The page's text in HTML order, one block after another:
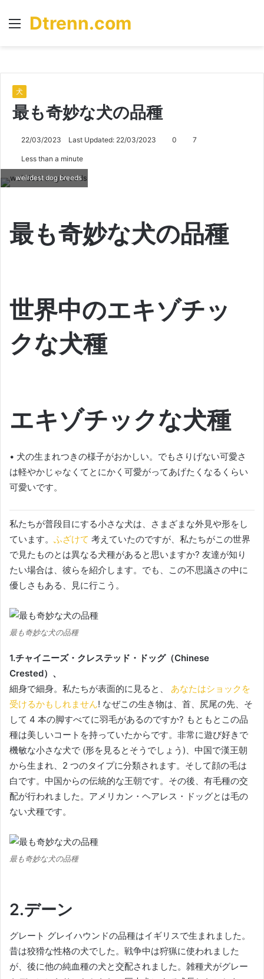
Menu
Dtrenn.com
犬
最も奇妙な犬の品種
22/03/2023 Last Updated: 22/03/2023 0 7
Less than a minute
weirdest dog breeds
最も奇妙な犬の品種
世界中のエキゾチッ
クな犬種
エキゾチックな犬種
• 犬の生まれつきの様子がおかしい。 でもさりげない可愛さ
は軽やかじゃなくてとにかく可愛がってあげたくなるくらい
可愛いです。
私たちが普段目にする小さな犬は、さまざまな外見や形をし
ています。 ふざけて 考えていたのですが、私たちがこの世界
で見たものとは異なる犬種があると思いますか? 友達が知り
たい場合は、彼らを紹介します。 でも、この不思議さの中に
優しさもある、見に行こう。
最も奇妙な犬の品種
1.チャイニーズ・クレステッド・ドッグ（Chinese
Crested）、
細身で細身。 私たちが表面的に見ると、
あなたはショックを
受けるかもしれません! なぜこの生き物は、首、尻尾の先、そ
して 4 本の脚すべてに羽毛があるのですか? もともとこの品
種は美しいコートを持っていたからです。 非常に遊び好きで
機敏な小さな犬で (形を見るとそうでしょう)、中国で漢王朝
から生まれ、2 つのタイプに分類されます。 そして顔の毛は
白です。 中国からの伝統的な王朝です。 その後、有毛種の交
配が行われました。 アメリカン・ヘアレス・ドッグとは毛の
ない犬種です。
最も奇妙な犬の品種
2.デーン
グレート グレイハウンドの品種はイギリスで生まれました。
昔は狡猾な性格の犬でした。 戦争中は狩猟に使われました
が、後に他の純血種の犬と交配されました。 雑種犬がグレー